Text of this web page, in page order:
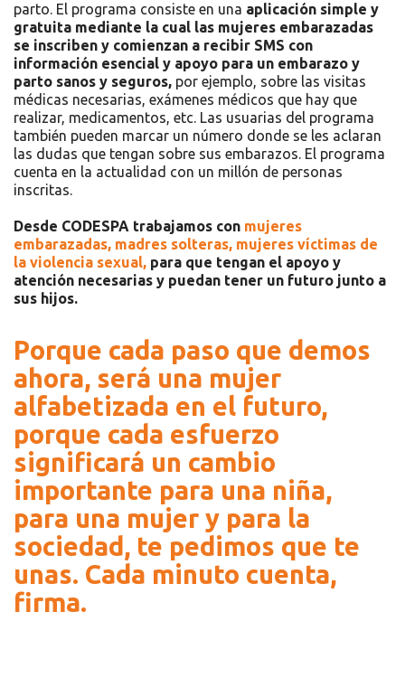
parto. El programa consiste en una aplicación simple y
gratuita mediante la cual las mujeres embarazadas
se inscriben y comienzan a recibir SMS con
información esencial y apoyo para un embarazo y
parto sanos y seguros, por ejemplo, sobre las visitas
médicas necesarias, exámenes médicos que hay que
realizar, medicamentos, etc. Las usuarias del programa
también pueden marcar un número donde se les aclaran
las dudas que tengan sobre sus embarazos. El programa
cuenta en la actualidad con un millón de personas
inscritas.
Desde CODESPA trabajamos con mujeres
embarazadas, madres solteras, mujeres víctimas de
la violencia sexual, para que tengan el apoyo y
atención necesarias y puedan tener un futuro junto a
sus hijos.
Porque cada paso que demos
ahora, será una mujer
alfabetizada en el futuro,
porque cada esfuerzo
significará un cambio
importante para una niña,
para una mujer y para la
sociedad, te pedimos que te
unas. Cada minuto cuenta,
firma.